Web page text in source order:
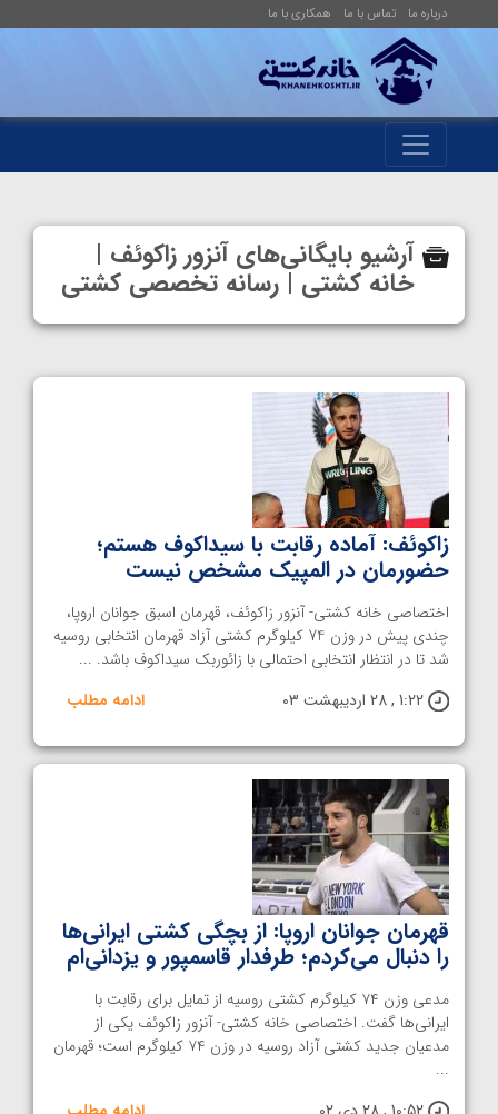
درباره ما تماس با ما همکاری با ما
آرشیو بایگانی‌های آنزور زاکوئف |
خانه کشتی | رسانه تخصصی کشتی
زاکوئف: آماده رقابت با سیداکوف هستم؛
حضورمان در المپیک مشخص نیست
اختصاصی خانه کشتی- آنزور زاکوئف، قهرمان اسبق جوانان اروپا،
چندی پیش در وزن 74 کیلوگرم کشتی آزاد قهرمان انتخابی روسیه
شد تا در انتظار انتخابی احتمالی با زائوربک سیداکوف باشد. ...
1:22 , 28 اردیبهشت 03
ادامه مطلب
قهرمان جوانان اروپا: از بچگی کشتی ایرانی‌ها
را دنبال می‌کردم؛ طرفدار قاسمپور و یزدانی‌ام
مدعی وزن ۷۴ کیلوگرم کشتی روسیه از تمایل برای رقابت با
ایرانی‌ها گفت. اختصاصی خانه کشتی- آنزور زاکوئف یکی از
مدعیان جدید کشتی آزاد روسیه در وزن ۷۴ کیلوگرم است؛ قهرمان
...